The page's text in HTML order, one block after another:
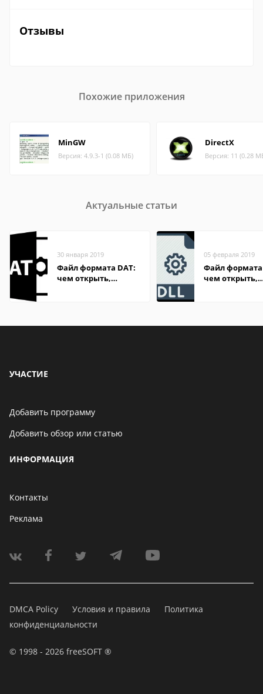
Отзывы
Похожие приложения
MinGW
Версия: 4.9.3-1 (0.08 МБ)
DirectX
Версия: 11 (0.28
Актуальные статьи
30 января 2019
Файл формата DAT:
чем открыть,
05 февраля 2019
Файл формата
чем открыть,
УЧАСТИЕ
Добавить программу
Добавить обзор или статью
ИНФОРМАЦИЯ
Контакты
Реклама
DMCA Policy Условия и правила
Политика
конфиденциальности
© 1998 - 2026 freeSOFT ®